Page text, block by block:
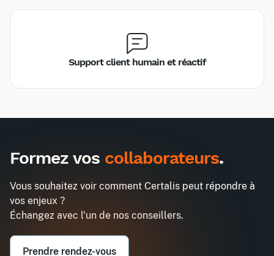
Support client humain et réactif
3h chrono pour organiser ses idées
Entreprise*
Formez vos collaborateurs.
Vous souhaitez voir comment Certalis peut répondre à
vos enjeux ?
Échangez avec l'un de nos conseillers.
Prendre rendez-vous